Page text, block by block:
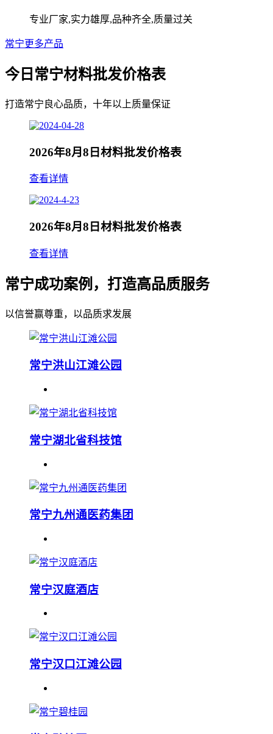
专业厂家,实力雄厚,品种齐全,质量过关
常宁更多产品
今日常宁材料批发价格表
打造常宁良心品质，十年以上质量保证
2026年8月8日材料批发价格表
查看详情
2026年8月8日材料批发价格表
查看详情
常宁成功案例，打造高品质服务
以信誉赢尊重，以品质求发展
常宁洪山江滩公园
常宁湖北省科技馆
常宁九州通医药集团
常宁汉庭酒店
常宁汉口江滩公园